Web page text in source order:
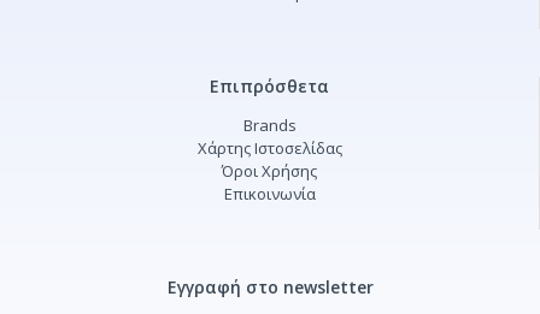
Επιπρόσθετα
Brands
Χάρτης Ιστοσελίδας
Όροι Χρήσης
Επικοινωνία
Εγγραφή στο newsletter